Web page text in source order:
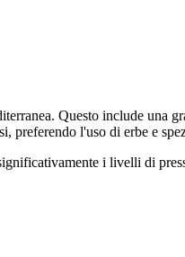
Questo include una
preferendo l'uso di erbe e
i livelli di